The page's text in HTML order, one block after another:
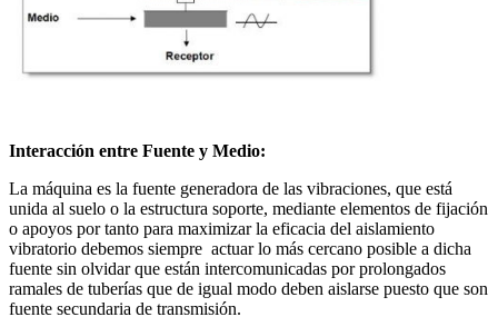
Interacción entre Fuente y Medio:
La máquina es la fuente generadora de las vibraciones, que está
unida al suelo o la estructura soporte, mediante elementos de fijación
o apoyos por tanto para maximizar la eficacia del aislamiento
vibratorio debemos siempre actuar lo más cercano posible a dicha
fuente sin olvidar que están intercomunicadas por prolongados
ramales de tuberías que de igual modo deben aislarse puesto que son
fuente secundaria de transmisión.